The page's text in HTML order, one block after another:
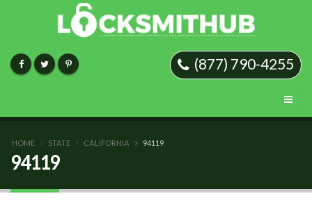
(877) 790-4255
HOME STATE CALIFORNIA 94119
94119